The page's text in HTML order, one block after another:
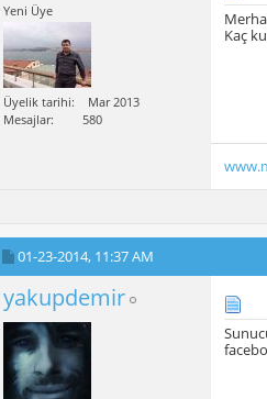
Yeni Üye
Üyelik tarihi
Mar 2013
Mesajlar
580
Kaç
01-23-2014, 11:37 AM
yakupdemir